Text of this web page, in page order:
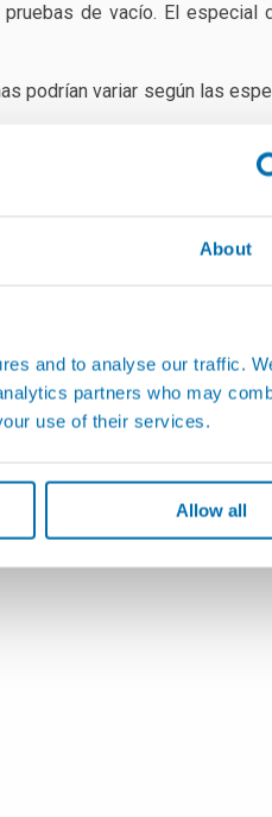
About
and to analyse our traffic.
partners who may
use of their services.
Allow all
de vacío. El especial
podrían variar según las